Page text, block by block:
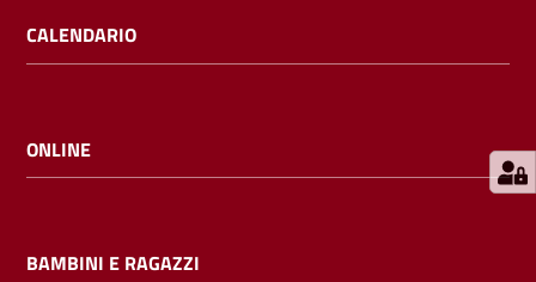
i
CALENDARIO
ONLINE
BAMBINI E RAGAZZI